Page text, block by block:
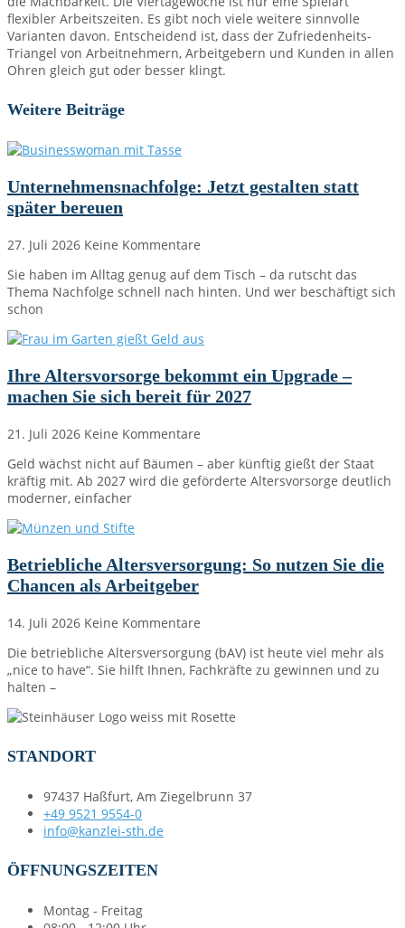
flexibler Arbeitszeiten. Es gibt noch viele weitere sinnvolle
Varianten davon. Entscheidend ist, dass der Zufriedenheits-
Triangel von Arbeitnehmern, Arbeitgebern und Kunden in allen
Ohren gleich gut oder besser klingt.
Weitere Beiträge
Unternehmensnachfolge: Jetzt gestalten statt
später bereuen
27. Juli 2026 Keine Kommentare
Sie haben im Alltag genug auf dem Tisch – da rutscht das
Thema Nachfolge schnell nach hinten. Und wer beschäftigt sich
schon
Ihre Altersvorsorge bekommt ein Upgrade –
machen Sie sich bereit für 2027
21. Juli 2026 Keine Kommentare
Geld wächst nicht auf Bäumen – aber künftig gießt der Staat
kräftig mit. Ab 2027 wird die geförderte Altersvorsorge deutlich
moderner, einfacher
Betriebliche Altersversorgung: So nutzen Sie die
Chancen als Arbeitgeber
14. Juli 2026 Keine Kommentare
Die betriebliche Altersversorgung (bAV) ist heute viel mehr als
„nice to have“. Sie hilft Ihnen, Fachkräfte zu gewinnen und zu
halten –
STANDORT
97437 Haßfurt, Am Ziegelbrunn 37
+49 9521 9554-0
info@kanzlei-sth.de
ÖFFNUNGSZEITEN
Montag - Freitag